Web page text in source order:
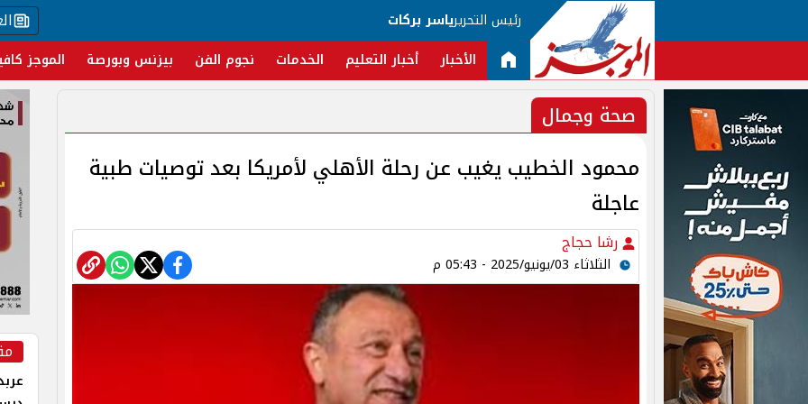
رئيس التحريرياسر بركات
الأخبار أخبار التعليم الخدمات نجوم الفن بيزنس وبورصة الموجز
صحة وجمال
محمود الخطيب يغيب عن رحلة الأهلي لأمريكا بعد توصيات طبية
عاجلة
رشا حجاج
الثلاثاء 03/يونيو/2025 - 05:43 م